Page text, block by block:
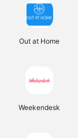
Out at Home
Weekendesk